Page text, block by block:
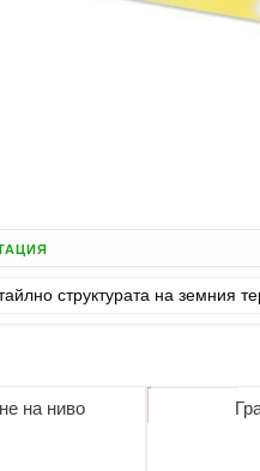
структурата на земния
на ниво